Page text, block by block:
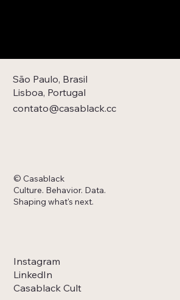
São Paulo, Brasil
Lisboa, Portugal
contato@casablack.cc
Instagram
LinkedIn
Casablack Cult
© Casablack
Culture. Behavior. Data.
Shaping what's next.